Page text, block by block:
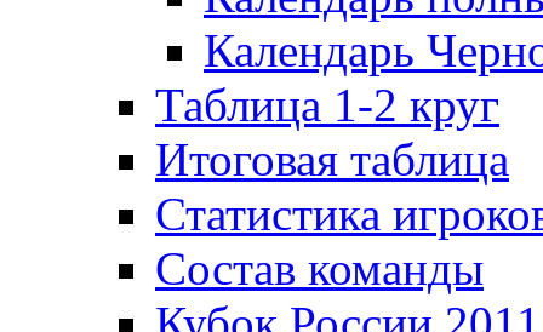
Календарь
Таблица 1-2 круг
Итоговая таблица
Статистика
Состав команды